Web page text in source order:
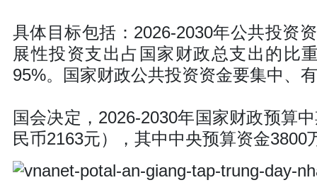
具体目标包括：2026-2030年公共投资
展性投资支出占国家财政总支出的比
95%。国家财政公共投资资金要集中、
国会决定，2026-2030年国家财政预算
民币2163元），其中中央预算资金